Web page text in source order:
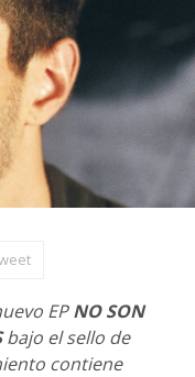
EPNO SON
bajo el sello de
contiene